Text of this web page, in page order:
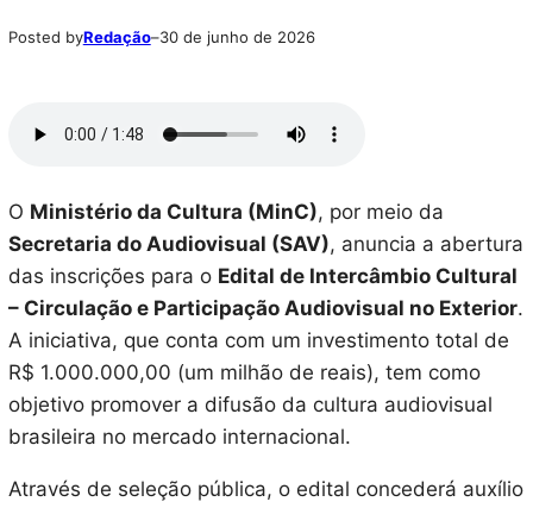
Posted byRedação–30 de junho de 2026
O Ministério da Cultura (MinC), por meio da
Secretaria do Audiovisual (SAV), anuncia a abertura
das inscrições para o Edital de Intercâmbio Cultural
– Circulação e Participação Audiovisual no Exterior.
A iniciativa, que conta com um investimento total de
R$ 1.000.000,00 (um milhão de reais), tem como
objetivo promover a difusão da cultura audiovisual
brasileira no mercado internacional.
Através de seleção pública, o edital concederá auxílio